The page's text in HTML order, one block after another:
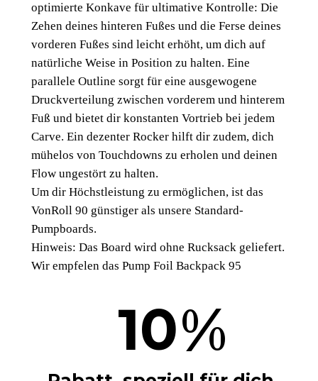
o
n
'
v
o
n
R
o
l
l
'
M
e
n
g
optimierte Konkave für ultimative Kontrolle: Die
Zehen deines hinteren Fußes und die Ferse deines
vorderen Fußes sind leicht erhöht, um dich auf
natürliche Weise in Position zu halten. Eine
parallele Outline sorgt für eine ausgewogene
Druckverteilung zwischen vorderem und hinterem
Fuß und bietet dir konstanten Vortrieb bei jedem
Carve. Ein dezenter Rocker hilft dir zudem, dich
mühelos von Touchdowns zu erholen und deinen
Flow ungestört zu halten.
Um dir Höchstleistung zu ermöglichen, ist das
VonRoll 90 günstiger als unsere Standard-
Pumpboards.
Hinweis: Das Board wird ohne Rucksack geliefert.
Wir empfelen das Pump Foil Backpack 95
10%